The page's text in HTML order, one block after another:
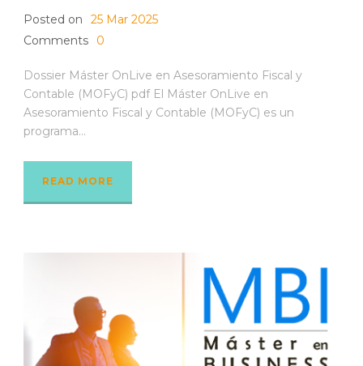
Posted on
25 Mar 2025
Comments
0
Dossier Máster OnLive en Asesoramiento Fiscal y
Contable (MOFyC) pdf El Máster OnLive en
Asesoramiento Fiscal y Contable (MOFyC) es un
programa...
READ MORE